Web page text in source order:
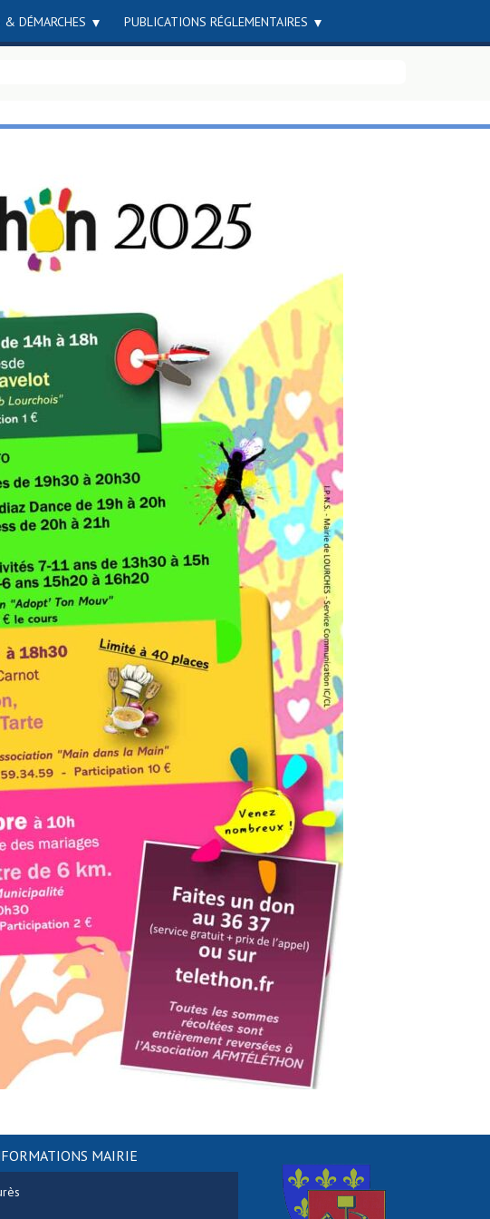
& DÉMARCHES PUBLICATIONS RÉGLEMENTAIRES
MAIRIE